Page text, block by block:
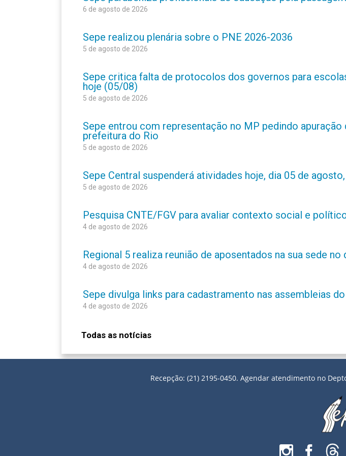
6 de agosto de 2026
Sepe realizou plenária sobre o PNE 2026-2036
5 de agosto de 2026
Sepe critica falta de protocolos dos governos para
hoje (05/08)
5 de agosto de 2026
Sepe entrou com representação no MP pedindo
prefeitura do Rio
5 de agosto de 2026
Sepe Central suspenderá atividades hoje, dia 05 de
5 de agosto de 2026
Pesquisa CNTE/FGV para avaliar contexto social e
4 de agosto de 2026
Regional 5 realiza reunião de aposentados na sua sede no
4 de agosto de 2026
Sepe divulga links para cadastramento nas assembleias
4 de agosto de 2026
Todas as notícias
Recepção: (21) 2195-0450. Agendar atendimento no